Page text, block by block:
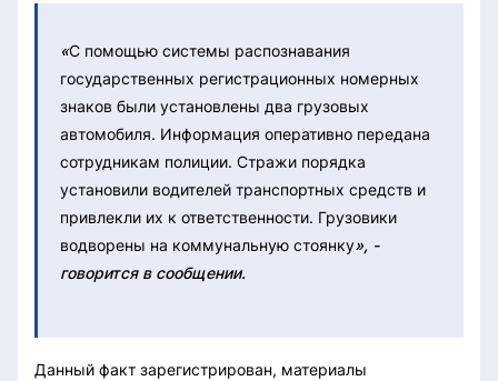
«С помощью системы распознавания
государственных регистрационных номерных
знаков были установлены два грузовых
автомобиля. Информация оперативно передана
сотрудникам полиции. Стражи порядка
установили водителей транспортных средств и
привлекли их к ответственности. Грузовики
водворены на коммунальную стоянку», -
говорится в сообщении.
Данный факт зарегистрирован, материалы